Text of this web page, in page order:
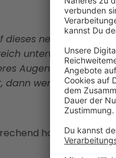
neue Gesetz
unterwegs, und
Augenmerk jetzt
dann werden wir
hoch, so